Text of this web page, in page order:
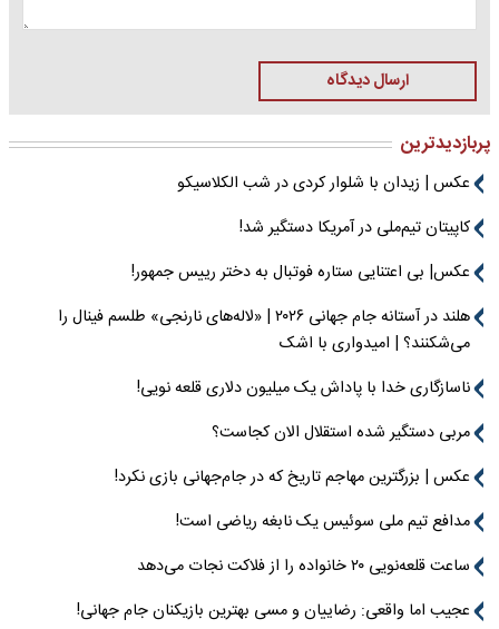
ارسال دیدگاه
پربازدیدترین
عکس | زیدان با شلوار کردی در شب الکلاسیکو
کاپیتان تیم‌ملی در آمریکا دستگیر شد!
عکس| بی اعتنایی ستاره فوتبال به دختر رییس جمهور!
هلند در آستانه جام جهانی ۲۰۲۶ | «لاله‌های نارنجی» طلسم فینال را
می‌شکنند؟ | امیدواری با اشک
ناسازگاری خدا با پاداش یک میلیون دلاری قلعه نویی!
مربی دستگیر شده استقلال الان کجاست؟
عکس | بزرگترین مهاجم تاریخ که در جام‌جهانی بازی نکرد!
مدافع تیم ملی سوئیس یک نابغه ریاضی است!
ساعت قلعه‌نویی ۲۰ خانواده را از فلاکت نجات می‌دهد
عجیب اما واقعی: رضاییان و مسی بهترین بازیکنان جام جهانی!